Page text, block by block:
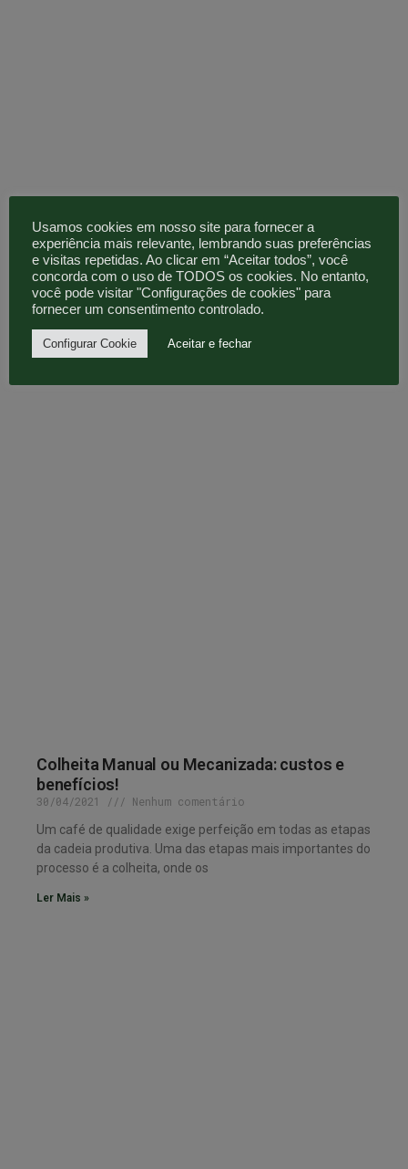
PRAGAS NO CAFEEIRO: PREVENÇÃO E
CONTROLE, COMO FAZER?
30/04/2021
Nenhum comentário
O brasileiro adora um cafezinho, mas para tomar um café
de qualidade, é preciso muito esforço do cafeicultor,
principalmente quando o assunto são pragas e
Ler Mais »
Colheita Manual ou Mecanizada: custos e
benefícios!
30/04/2021
Nenhum comentário
Um café de qualidade exige perfeição em todas as etapas
da cadeia produtiva. Uma das etapas mais importantes do
processo é a colheita, onde os
Ler Mais »
Usamos cookies em nosso site para fornecer a
experiência mais relevante, lembrando suas preferências
e visitas repetidas. Ao clicar em “Aceitar todos”, você
concorda com o uso de TODOS os cookies. No entanto,
você pode visitar "Configurações de cookies" para
fornecer um consentimento controlado.
Configurar Cookie Aceitar e fechar